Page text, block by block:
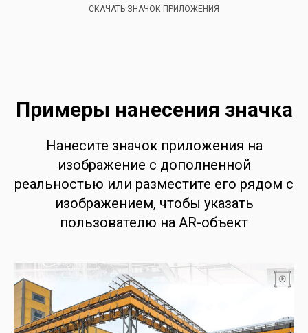
СКАЧАТЬ ЗНАЧОК ПРИЛОЖЕНИЯ
Примеры нанесения значка
Нанесите значок приложения на
изображение с дополненной
реальностью или разместите его рядом с
изображением, чтобы указать
пользователю на AR-объект